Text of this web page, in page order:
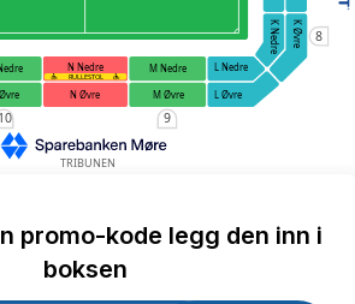
9
8
RULLESTOL
TRIBUNEN
K Øvre
K Nedre
L Øvre
L Nedre
N Øvre
N Nedre
M Øvre
M Nedre
promo-kode legg den inn i
boksen